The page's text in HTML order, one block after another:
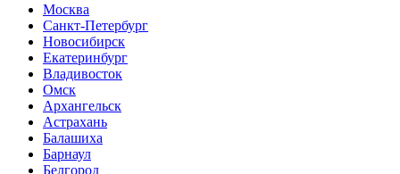
Москва
Санкт-Петербург
Новосибирск
Екатеринбург
Владивосток
Омск
Архангельск
Астрахань
Балашиха
Барнаул
Белгород